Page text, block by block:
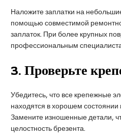
Наложите заплатки на
помощью совместимой
заплаток. При более крупных
профессиональным
3.Проверьте
Убедитесь, что все крепежные
находятся в хорошем
Замените изношенные детали,
целостность брезента.